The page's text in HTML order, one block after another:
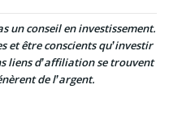
un conseil en investissement.
et être conscients qu’investir
liens d’affiliation se trouvent
de l’argent.